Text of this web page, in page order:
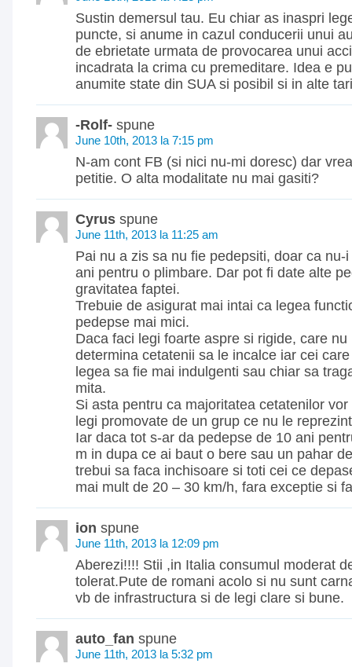
Sustin demersul tau. Eu chiar as inaspri
puncte, si anume in cazul conducerii unui
de ebrietate urmata de provocarea unui
incadrata la crima cu premeditare. Idea e
anumite state din SUA si posibil si in alte
-Rolf- spune
June 10th, 2013 la 7:15 pm
N-am cont FB (si nici nu-mi doresc) dar
petitie. O alta modalitate nu mai gasiti?
Cyrus spune
June 11th, 2013 la 11:25 am
Pai nu a zis sa nu fie pedepsiti, doar ca nu-
ani pentru o plimbare. Dar pot fi date alte
gravitatea faptei.
Trebuie de asigurat mai intai ca legea
pedepse mai mici.
Daca faci legi foarte aspre si rigide, care
determina cetatenii sa le incalce iar cei
legea sa fie mai indulgenti sau chiar sa
mita.
Si asta pentru ca majoritatea cetatenilor
legi promovate de un grup ce nu le
Iar daca tot s-ar da pedepse de 10 ani
m in dupa ce ai baut o bere sau un pahar
trebui sa faca inchisoare si toti cei ce
mai mult de 20 – 30 km/h, fara exceptie si
ion spune
June 11th, 2013 la 12:09 pm
Aberezi!!!! Stii ,in Italia consumul moderat
tolerat.Pute de romani acolo si nu sunt
vb de infrastructura si de legi clare si bune.
auto_fan spune
June 11th, 2013 la 5:32 pm